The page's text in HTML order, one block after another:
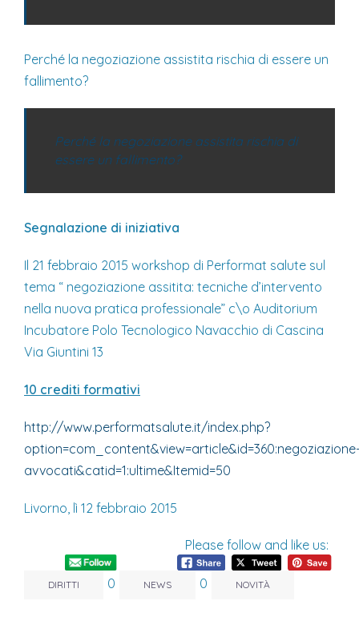
Perché la negoziazione assistita rischia di essere un
fallimento?
Perché la negoziazione assistita rischia di
essere un fallimento?
Segnalazione di iniziativa
Il 21 febbraio 2015 workshop di Performat salute sul
tema “ negoziazione assitita: tecniche d’intervento
nella nuova pratica professionale” c\o Auditorium
Incubatore Polo Tecnologico Navacchio di Cascina
Via Giuntini 13
10 crediti formativi
http://www.performatsalute.it/index.php?
avvocati&catid=1:ultime&Itemid=50
Livorno, lì 12 febbraio 2015
Please follow and like us:
DIRITTI 0 NEWS 0 NOVITÀ